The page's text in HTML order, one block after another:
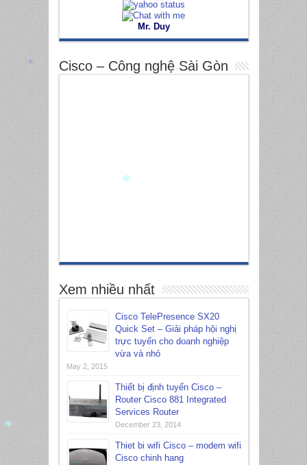
Mr. Duy
Cisco – Công nghệ Sài Gòn
Xem nhiều nhất
Cisco TelePresence SX20
Quick Set – Giải pháp hội nghị
trực tuyến cho doanh nghiệp
vừa và nhỏ
May 2, 2015
Thiết bị định tuyến Cisco –
Router Cisco 881 Integrated
Services Router
December 23, 2014
Thiet bi wifi Cisco – modem wifi
Cisco chinh hang
*
*
*